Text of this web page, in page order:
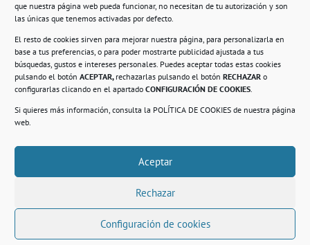
que nuestra página web pueda funcionar, no necesitan de tu autorización y son
las únicas que tenemos activadas por defecto.
El resto de cookies sirven para mejorar nuestra página, para personalizarla en
base a tus preferencias, o para poder mostrarte publicidad ajustada a tus
búsquedas, gustos e intereses personales. Puedes aceptar todas estas cookies
pulsando el botón ACEPTAR, rechazarlas pulsando el botón RECHAZAR o
configurarlas clicando en el apartado CONFIGURACIÓN DE COOKIES.
Si quieres más información, consulta la POLÍTICA DE COOKIES de nuestra página
web.
Aceptar
Rechazar
Configuración de cookies
Compromiso con la protección de datos
Política de Cookies.
© 2021. Realizado en el Centro de Rehabilitación